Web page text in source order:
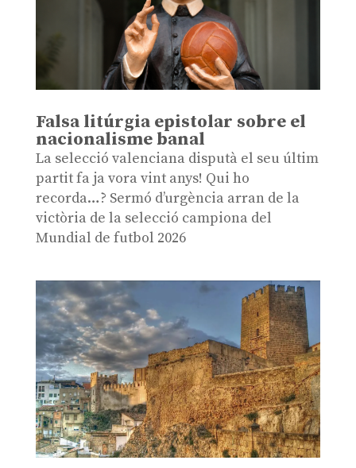
Falsa litúrgia epistolar sobre el
nacionalisme banal
La selecció valenciana disputà el seu últim
partit fa ja vora vint anys! Qui ho
recorda…? Sermó d’urgència arran de la
victòria de la selecció campiona del
Mundial de futbol 2026